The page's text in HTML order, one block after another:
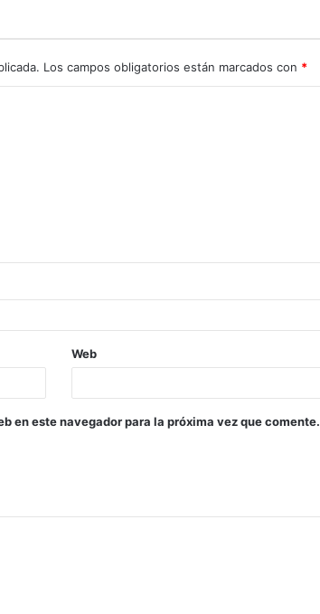
Los campos obligatorios están marcados con *
Web
en este navegador para la próxima vez que comente.